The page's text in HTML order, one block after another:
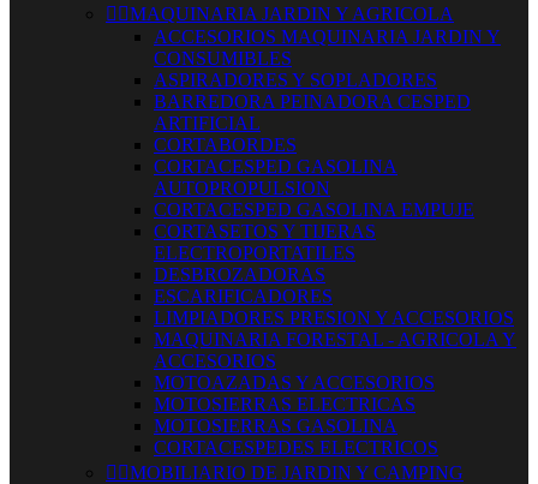
 MAQUINARIA JARDIN Y AGRICOLA
ACCESORIOS MAQUINARIA JARDIN Y
CONSUMIBLES
ASPIRADORES Y SOPLADORES
BARREDORA PEINADORA CESPED
ARTIFICIAL
CORTABORDES
CORTACESPED GASOLINA
AUTOPROPULSION
CORTACESPED GASOLINA EMPUJE
CORTASETOS Y TIJERAS
ELECTROPORTATILES
DESBROZADORAS
ESCARIFICADORES
LIMPIADORES PRESION Y ACCESORIOS
MAQUINARIA FORESTAL - AGRICOLA Y
ACCESORIOS
MOTOAZADAS Y ACCESORIOS
MOTOSIERRAS ELECTRICAS
MOTOSIERRAS GASOLINA
CORTACESPEDES ELECTRICOS
 MOBILIARIO DE JARDIN Y CAMPING